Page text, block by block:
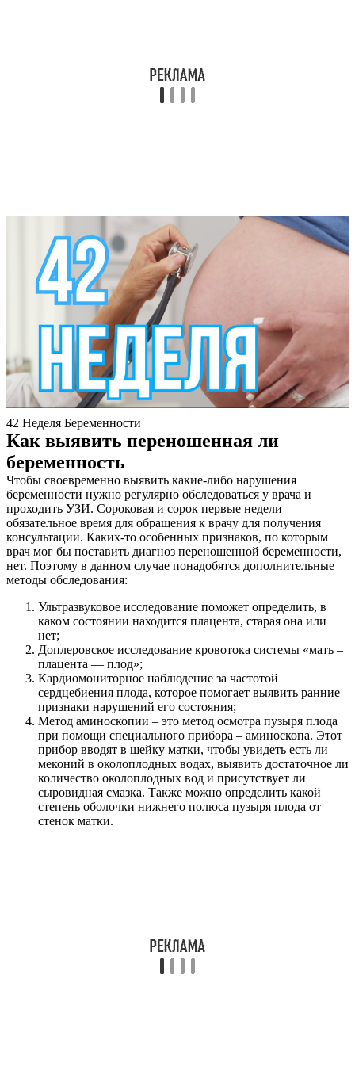
42 Неделя Беременности
Как выявить переношенная ли
беременность
Чтобы своевременно выявить какие-либо нарушения
беременности нужно регулярно обследоваться у врача и
проходить УЗИ. Сороковая и сорок первые недели
обязательное время для обращения к врачу для получения
консультации. Каких-то особенных признаков, по которым
врач мог бы поставить диагноз переношенной беременности,
нет. Поэтому в данном случае понадобятся дополнительные
методы обследования:
Ультразвуковое исследование поможет определить, в
каком состоянии находится плацента, старая она или
нет;
Доплеровское исследование кровотока системы «мать –
плацента — плод»;
Кардиомониторное наблюдение за частотой
сердцебиения плода, которое помогает выявить ранние
признаки нарушений его состояния;
Метод аминоскопии – это метод осмотра пузыря плода
при помощи специального прибора – аминоскопа. Этот
прибор вводят в шейку матки, чтобы увидеть есть ли
меконий в околоплодных водах, выявить достаточное ли
количество околоплодных вод и присутствует ли
сыровидная смазка. Также можно определить какой
степень оболочки нижнего полюса пузыря плода от
стенок матки.